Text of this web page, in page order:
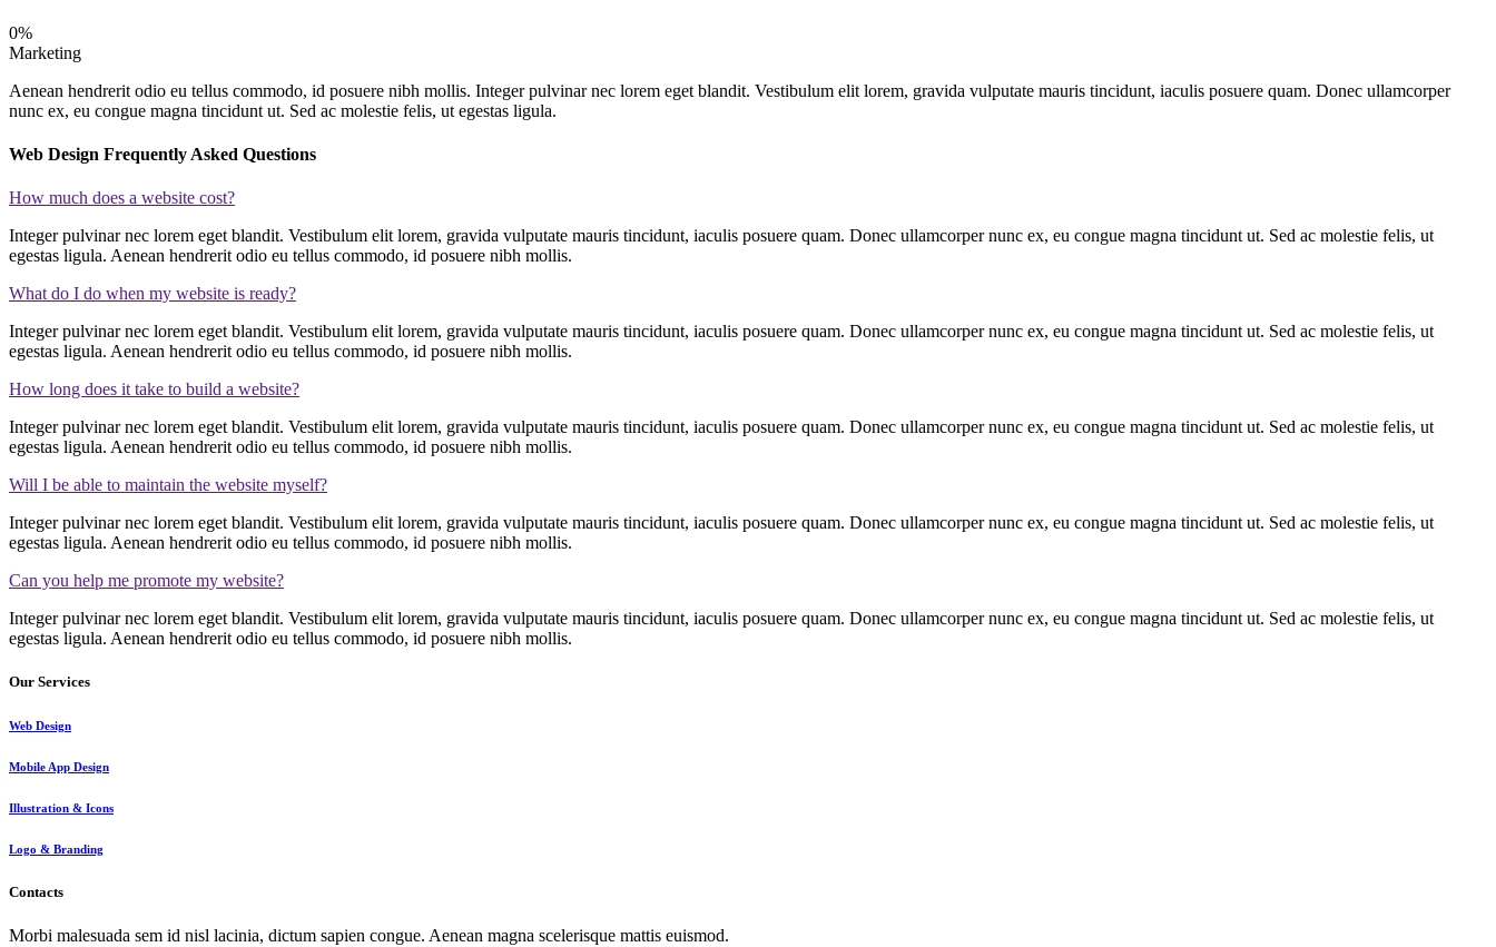
0%
Marketing
Aenean hendrerit odio eu tellus commodo, id posuere nibh mollis. Integer pulvinar nec lorem eget blandit. Vestibulum elit lorem, gravida vulputate mauris tincidunt, iaculis posuere quam. Donec ullamcorper
nunc ex, eu congue magna tincidunt ut. Sed ac molestie felis, ut egestas ligula.
Web Design Frequently Asked Questions
How much does a website cost?
Integer pulvinar nec lorem eget blandit. Vestibulum elit lorem, gravida vulputate mauris tincidunt, iaculis posuere quam. Donec ullamcorper nunc ex, eu congue magna tincidunt ut. Sed ac molestie felis, ut
egestas ligula. Aenean hendrerit odio eu tellus commodo, id posuere nibh mollis.
What do I do when my website is ready?
Integer pulvinar nec lorem eget blandit. Vestibulum elit lorem, gravida vulputate mauris tincidunt, iaculis posuere quam. Donec ullamcorper nunc ex, eu congue magna tincidunt ut. Sed ac molestie felis, ut
egestas ligula. Aenean hendrerit odio eu tellus commodo, id posuere nibh mollis.
How long does it take to build a website?
Integer pulvinar nec lorem eget blandit. Vestibulum elit lorem, gravida vulputate mauris tincidunt, iaculis posuere quam. Donec ullamcorper nunc ex, eu congue magna tincidunt ut. Sed ac molestie felis, ut
egestas ligula. Aenean hendrerit odio eu tellus commodo, id posuere nibh mollis.
Will I be able to maintain the website myself?
Integer pulvinar nec lorem eget blandit. Vestibulum elit lorem, gravida vulputate mauris tincidunt, iaculis posuere quam. Donec ullamcorper nunc ex, eu congue magna tincidunt ut. Sed ac molestie felis, ut
egestas ligula. Aenean hendrerit odio eu tellus commodo, id posuere nibh mollis.
Can you help me promote my website?
Integer pulvinar nec lorem eget blandit. Vestibulum elit lorem, gravida vulputate mauris tincidunt, iaculis posuere quam. Donec ullamcorper nunc ex, eu congue magna tincidunt ut. Sed ac molestie felis, ut
egestas ligula. Aenean hendrerit odio eu tellus commodo, id posuere nibh mollis.
Our Services
Web Design
Mobile App Design
Illustration & Icons
Logo & Branding
Contacts
Morbi malesuada sem id nisl lacinia, dictum sapien congue. Aenean magna scelerisque mattis euismod.